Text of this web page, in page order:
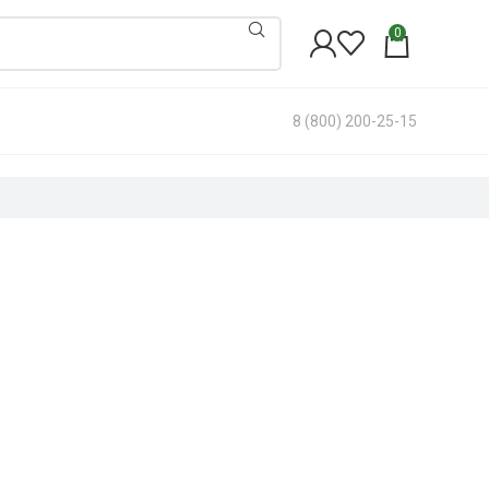
0
8 (800) 200-25-15